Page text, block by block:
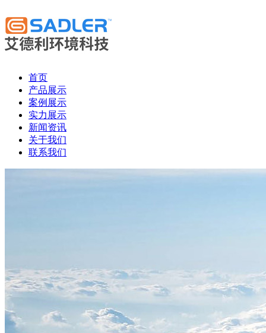
首页
产品展示
案例展示
实力展示
新闻资讯
关于我们
联系我们